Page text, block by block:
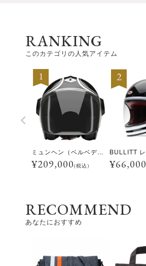
RANKING
このカテゴリの人気アイテム
ミュンヘン（ベルベデーレ）
¥209,000(税込) ¥66,000
RECOMMEND
あなたにおすすめ